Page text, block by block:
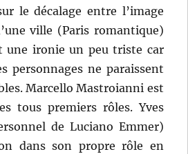
le décalage entre l’image
ville (Paris romantique)
une ironie un peu triste car
personnages ne paraissent
Marcello Mastroianni est
tous premiers rôles. Yves
de Luciano Emmer)
dans son propre rôle en